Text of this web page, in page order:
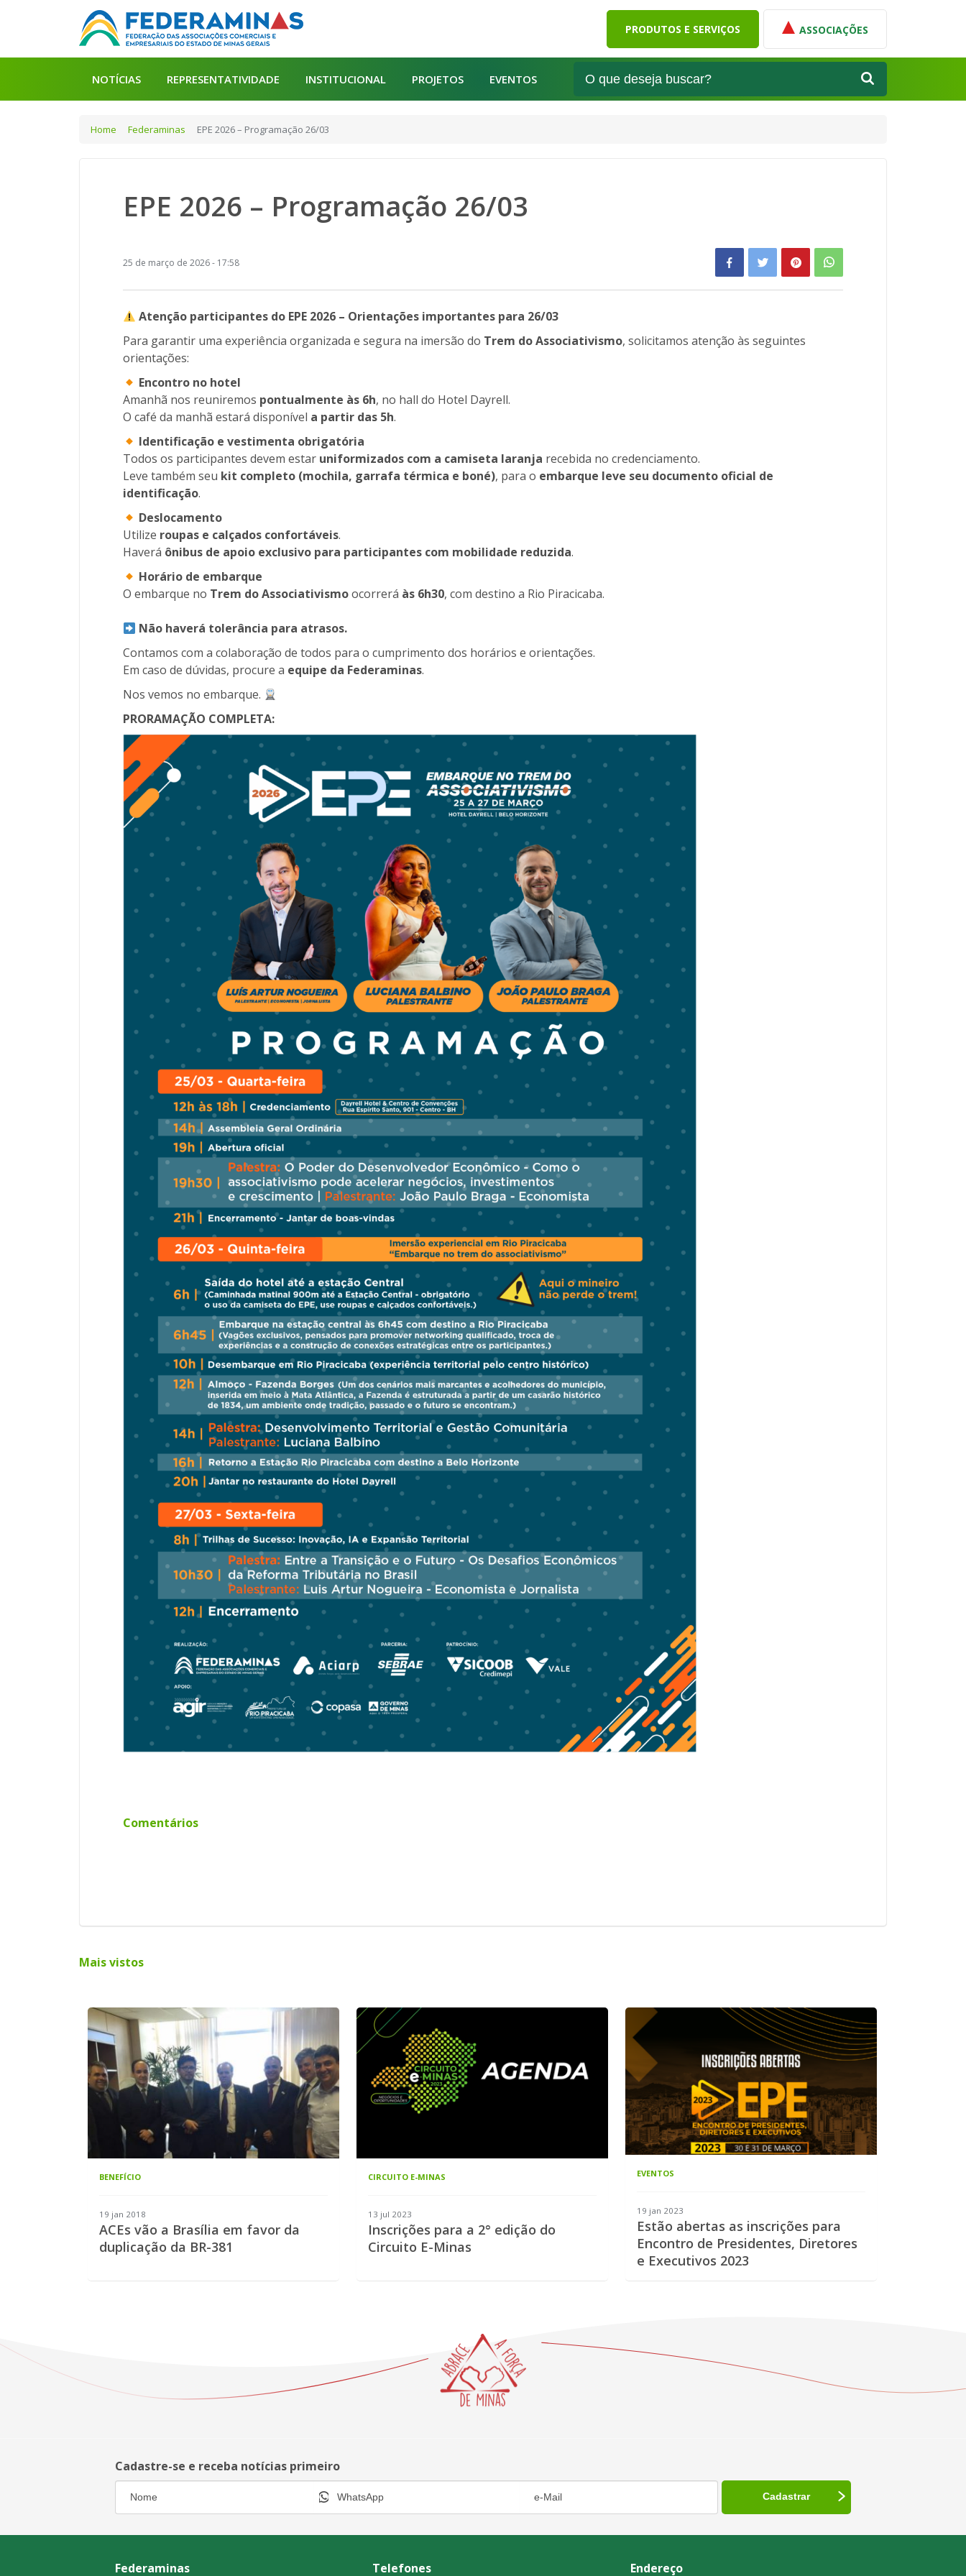
PRODUTOS E SERVIÇOS ASSOCIAÇÕES
NOTÍCIAS REPRESENTATIVIDADE INSTITUCIONAL PROJETOS EVENTOS
Home Federaminas EPE 2026 – Programação 26/03
EPE 2026 – Programação 26/03
25 de março de 2026 - 17:58
Atenção participantes do EPE 2026 – Orientações importantes para 26/03
Para garantir uma experiência organizada e segura na imersão do Trem do Associativismo, solicitamos atenção às seguintes
orientações:
Encontro no hotel
Amanhã nos reuniremos pontualmente às 6h, no hall do Hotel Dayrell.
O café da manhã estará disponível a partir das 5h.
Identificação e vestimenta obrigatória
Todos os participantes devem estar uniformizados com a camiseta laranja recebida no credenciamento.
Leve também seu kit completo (mochila, garrafa térmica e boné), para o embarque leve seu documento oficial de
identificação.
Deslocamento
Utilize roupas e calçados confortáveis.
Haverá ônibus de apoio exclusivo para participantes com mobilidade reduzida.
Horário de embarque
O embarque no Trem do Associativismoocorrerá às 6h30, com destino a Rio Piracicaba.
Não haverá tolerância para atrasos.
Contamos com a colaboração de todos para o cumprimento dos horários e orientações.
Em caso de dúvidas, procure a equipe da Federaminas.
Nos vemos no embarque.
PRORAMAÇÃO COMPLETA:
Comentários
Mais vistos
BENEFÍCIO
19 jan 2018
ACEs vão a Brasília em favor da
duplicação da BR-381
CIRCUITO E-MINAS
13 jul 2023
Inscrições para a 2° edição do
Circuito E-Minas
EVENTOS
19 jan 2023
Estão abertas as inscrições para
Encontro de Presidentes, Diretores
e Executivos 2023
Cadastre-se e receba notícias primeiro
Federaminas Telefones Endereço